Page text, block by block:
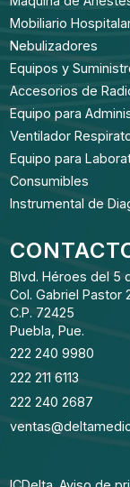
Mobiliario
Nebulizadores
Equipos y
Accesorios de
Equipo para
Ventilador
Equipo para
Consumibles
Instrumental de
Blvd. Héroes del 5
Col. Gabriel Pastor
C.P. 72425
Puebla, Pue.
222 240 9980
222 211 6113
222 240 2687